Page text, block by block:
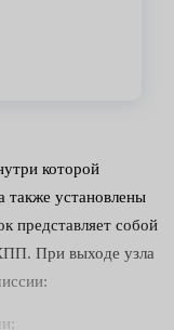
которой
также установлены
представляет собой
При выходе узла